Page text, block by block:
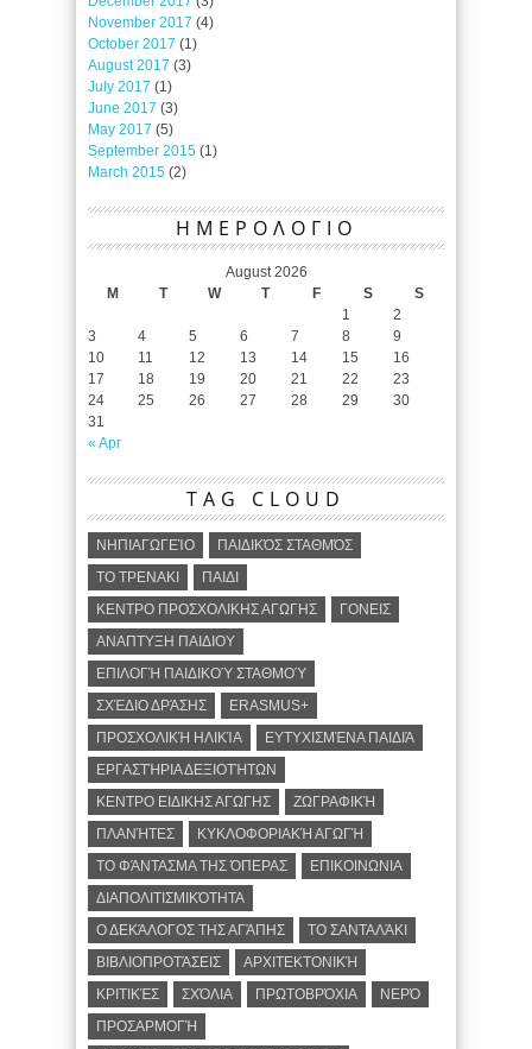
November 2017 (4)
October 2017 (1)
August 2017 (3)
July 2017 (1)
June 2017 (3)
May 2017 (5)
September 2015 (1)
March 2015 (2)
ΗΜΕΡΟΛΟΓΙΟ
August 2026
M
T W T F S S
« Apr
1
2
3
4 5 6 7 8
9
10
11 12 13 14 15
16
17
18 19 20 21 22
23
24
25 26 27 28 29
30
31
TAG CLOUD
ΝΗΠΙΑΓΩΓΕΊΟ
ΠΑΙΔΙΚΌΣ ΣΤΑΘΜΌΣ
ΤΟ ΤΡΕΝΑΚΙ
ΠΑΙΔΙ
ΚΕΝΤΡΟ ΠΡΟΣΧΟΛΙΚΗΣ ΑΓΩΓΗΣ
ΓΟΝΕΙΣ
ΑΝΑΠΤΥΞΗ ΠΑΙΔΙΟΥ
ΕΠΙΛΟΓΉ ΠΑΙΔΙΚΟΎ ΣΤΑΘΜΟΎ
ΣΧΈΔΙΟ ΔΡΆΣΗΣ
ERASMUS+
ΠΡΟΣΧΟΛΙΚΉ ΗΛΙΚΊΑ
ΕΥΤΥΧΙΣΜΈΝΑ ΠΑΙΔΙΆ
ΕΡΓΑΣΤΉΡΙΑ ΔΕΞΙΟΤΉΤΩΝ
ΚΕΝΤΡΟ ΕΙΔΙΚΗΣ ΑΓΩΓΗΣ
ΖΩΓΡΑΦΙΚΉ
ΠΛΑΝΉΤΕΣ
ΚΥΚΛΟΦΟΡΙΑΚΉ ΑΓΩΓΉ
ΤΟ ΦΆΝΤΑΣΜΑ ΤΗΣ ΌΠΕΡΑΣ
ΕΠΙΚΟΙΝΩΝΙΑ
ΔΙΑΠΟΛΙΤΙΣΜΙΚΌΤΗΤΑ
Ο ΔΕΚΆΛΟΓΟΣ ΤΗΣ ΑΓΆΠΗΣ
ΤΟ ΣΑΝΤΑΛΆΚΙ
ΒΙΒΛΙΟΠΡΟΤΆΣΕΙΣ
ΑΡΧΙΤΕΚΤΟΝΙΚΉ
ΚΡΙΤΙΚΈΣ
ΣΧΌΛΙΑ ΠΡΩΤΟΒΡΌΧΙΑ
ΝΕΡΌ
ΠΡΟΣΑΡΜΟΓΉ